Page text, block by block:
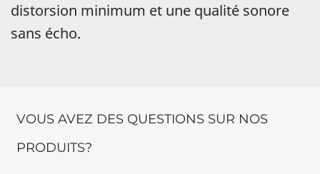
distorsion minimum et une qualité sonore
sans écho.
VOUS AVEZ DES QUESTIONS SUR NOS
PRODUITS?